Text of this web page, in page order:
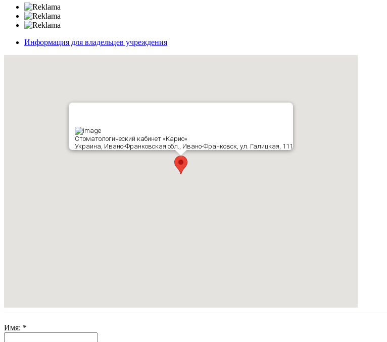
Информация для владельцев учреждения
Стоматологический кабинет «Карио»
Украина, Ивано-Франковская обл., Ивано-Франковск, ул. Галицкая, 111
Имя: *